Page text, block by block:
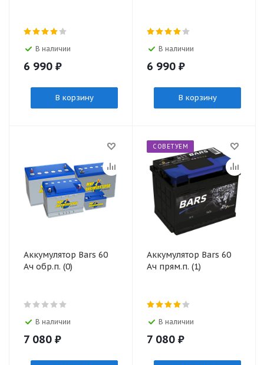
В наличии
6 990 ₽
В корзину
В наличии
6 990 ₽
В корзину
Аккумулятор Bars 60
Ач обр.п. (0)
В наличии
7 080 ₽
СОВЕТУЕМ
Аккумулятор Bars 60
Ач прям.п. (1)
В наличии
7 080 ₽